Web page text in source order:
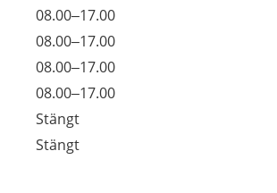
08.00–17.00
08.00–17.00
08.00–17.00
08.00–17.00
Stängt
Stängt